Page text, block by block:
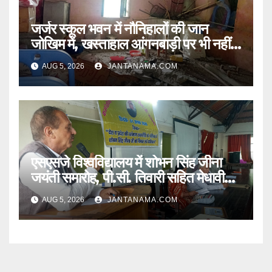
जर्जर स्कूल भवन में नौनिहालों की जान
जोखिम में, खस्ताहाल आंगनबाड़ी पर भी नहीं
जागा प्रशासन
AUG 5, 2026 JANTANAMA.COM
एसएसजे विश्वविद्यालय में शोभन सिंह जीना
जयंती समारोह, पी.सी. तिवारी सहित मेधावी
छात्र हुए सम्मानित
AUG 5, 2026 JANTANAMA.COM